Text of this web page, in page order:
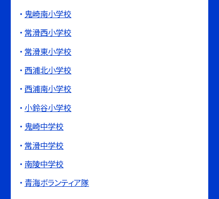
鬼崎南小学校
常滑西小学校
常滑東小学校
西浦北小学校
西浦南小学校
小鈴谷小学校
鬼崎中学校
常滑中学校
南陵中学校
青海ボランティア隊